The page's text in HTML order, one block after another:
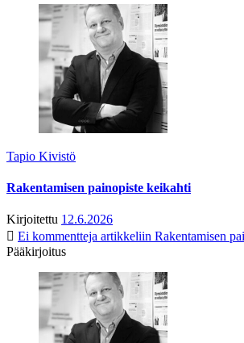
Tapio Kivistö
Rakentamisen painopiste keikahti
Kirjoitettu 12.6.2026
Ei kommentteja artikkeliin Rakentamisen
Pääkirjoitus